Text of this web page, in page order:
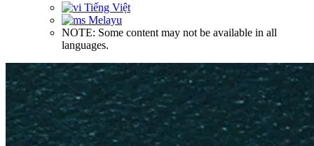
Tiếng Việt
Melayu
NOTE: Some content may not be available in all
languages.